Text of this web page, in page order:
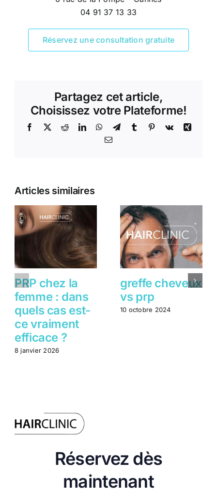
04 91 37 13 33
Réservez une consultation gratuite
Partagez cet article,
Choisissez votre Plateforme!
Facebook
X RedditLinkedInWhatsApp
TelegramTumblr Pinterest
Vk
Xing
Email
Articles similaires
PRP chez la
femme : dans
quels cas est-
ce vraiment
efficace ?
8 janvier 2026
greffe cheveux
vs prp
10 octobre 2024
Réservez dès
maintenant